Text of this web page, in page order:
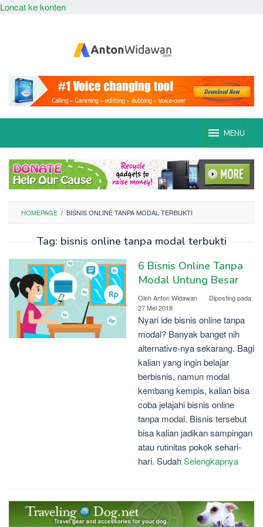
Loncat ke konten
MENU
HOMEPAGE / BISNIS ONLINE TANPA MODAL TERBUKTI
Tag: bisnis online tanpa modal terbukti
6 Bisnis Online Tanpa
Modal Untung Besar
OlehAnton Widawan
Diposting pada
27 Mei 2018
Nyari ide bisnis online tanpa
modal? Banyak banget nih
alternative-nya sekarang. Bagi
kalian yang ingin belajar
berbisnis, namun modal
kembang kempis, kalian bisa
coba jelajahi bisnis online
tanpa modal. Bisnis tersebut
bisa kalian jadikan sampingan
atau rutinitas pokok sehari-
hari. SudahSelengkapnya